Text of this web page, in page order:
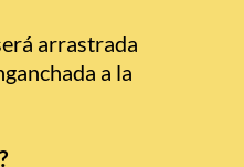
arrastrada
a la